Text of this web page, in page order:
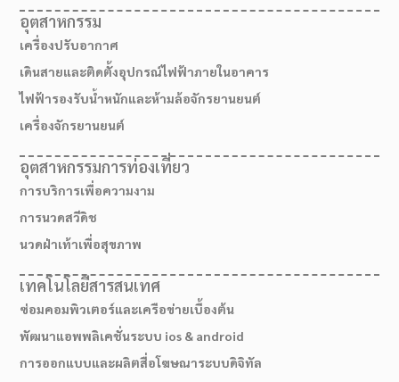
เส้นทางมาโรงเรียน
อุตสาหกรรม
เครื่องปรับอากาศ
เดินสายและติดตั้งอุปกรณ์ไฟฟ้าภายในอาคาร
ไฟฟ้ารองรับน้ำหนักและห้ามล้อจักรยานยนต์
เครื่องจักรยานยนต์
อุตสาหกรรมการท่องเที่ยว
การบริการเพื่อความงาม
การนวดสวีดิช
นวดฝ่าเท้าเพื่อสุขภาพ
เทคโนโลยีสารสนเทศ
ซ่อมคอมพิวเตอร์และเครือข่ายเบื้องต้น
พัฒนาแอพพลิเคชั่นระบบ ios & android
การออกแบบและผลิตสื่อโฆษณาระบบดิจิทัล